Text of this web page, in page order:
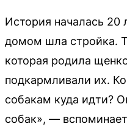
История началась 20
домом шла стройка.
которая родила
подкармливали их.
собакам куда идти?
собак», —